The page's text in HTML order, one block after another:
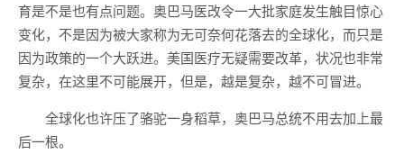
育是不是也有点问题。奥巴马医改令一大批家庭发生触目惊心
变化，不是因为被大家称为无可奈何花落去的全球化，而只是
因为政策的一个大跃进。美国医疗无疑需要改革，状况也非常
复杂，在这里不可能展开，但是，越是复杂，越不可冒进。
全球化也许压了骆驼一身稻草，奥巴马总统不用去加上最
后一根。